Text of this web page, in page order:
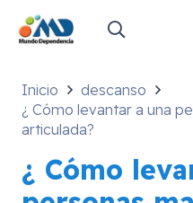
Inicio
descanso
¿ Cómo levantar a una
articulada?
¿ Cómo